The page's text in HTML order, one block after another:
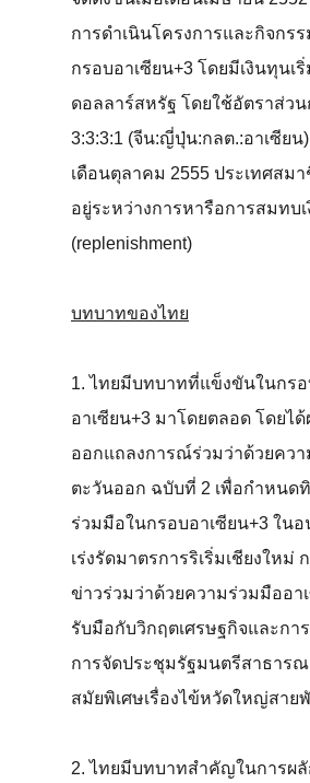
การดำเนินโครงการและกิจกรร
กรอบอาเซียน+3 โดยมีเงินทุนเ
ดอลลาร์สหรัฐ โดยใช้อัตราส่ว
3:3:3:1 (จีน:ญี่ปุ่น:กลต.:อาเซียน
เดือนตุลาคม 2555 ประเทศสม
อยู่ระหว่างการหารือการสมทบเ
(replenishment)
บทบาทของไทย
1. ไทยมีบทบาทที่แข็งขันในกร
อาเซียน+3 มาโดยตลอด โดยไ
ออกแถลงการณ์ร่วมว่าด้วยควา
ตะวันออก ฉบับที่ 2 เพื่อกำหนด
ร่วมมือในกรอบอาเซียน+3 ใน
เร่งรัดมาตรการริเริ่มเชียงใหม่
ข่าวร่วมว่าด้วยความร่วมมืออา
รับมือกับวิกฤตเศรษฐกิจและกา
การจัดประชุมรัฐมนตรีสาธาร
สมัยพิเศษเรื่องไข้หวัดใหญ่สาย
2. ไทยมีบทบาทสำคัญในการผ